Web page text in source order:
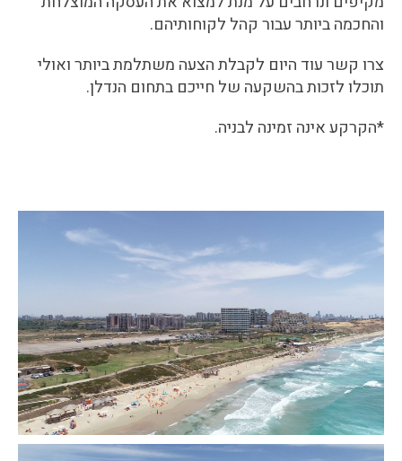
והחכמה ביותר עבור קהל לקוחותיהם.
צרו קשר עוד היום לקבלת הצעה משתלמת ביותר ואולי
תוכלו לזכות בהשקעה של חייכם בתחום הנדלן.
*הקרקע אינה זמינה לבניה.